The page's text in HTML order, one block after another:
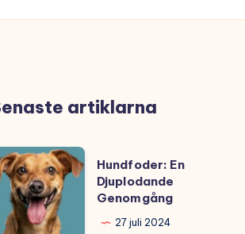
artiklarna
Hundfoder: En
Djuplodande
Genomgång
27 juli 2024